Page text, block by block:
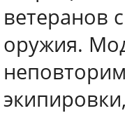
ветеранов
оружия.